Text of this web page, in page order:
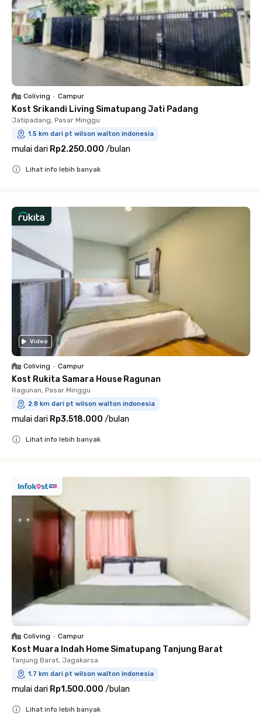
Coliving • Campur
Kost Srikandi Living Simatupang Jati Padang
Jatipadang, Pasar Minggu
1.5 km dari pt wilson walton indonesia
mulai dari Rp2.250.000 /bulan
Lihat info lebih banyak
Video
Coliving • Campur
Kost Rukita Samara House Ragunan
Ragunan, Pasar Minggu
2.8 km dari pt wilson walton indonesia
mulai dari Rp3.518.000 /bulan
Lihat info lebih banyak
Coliving • Campur
Kost Muara Indah Home Simatupang Tanjung Barat
Tanjung Barat, Jagakarsa
1.7 km dari pt wilson walton indonesia
mulai dari Rp1.500.000 /bulan
Lihat info lebih banyak